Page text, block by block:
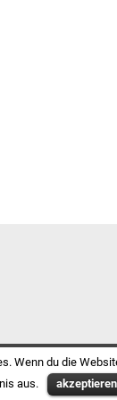
Wenn du die
aus.
akzeptieren